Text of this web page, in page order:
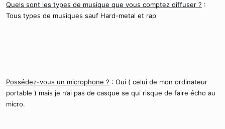
Quels sont les types de musique que vous comptez diffuser ? :
Tous types de musiques sauf Hard-metal et rap
Possédez-vous un microphone ? : Oui ( celui de mon ordinateur
portable ) mais je n’ai pas de casque se qui risque de faire écho au
micro.